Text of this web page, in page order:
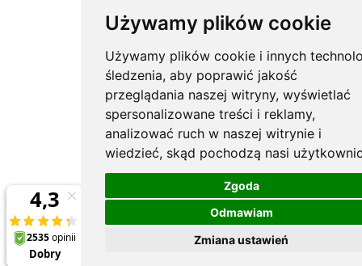
Używamy plików cookie
Używamy plików cookie i innych
śledzenia, aby poprawić jakość
przeglądania naszej witryny, wyświetlać
spersonalizowane treści i reklamy,
analizować ruch w naszej witrynie i
wiedzieć, skąd pochodzą nasi
Zgoda
Odmawiam
Zmiana ustawień